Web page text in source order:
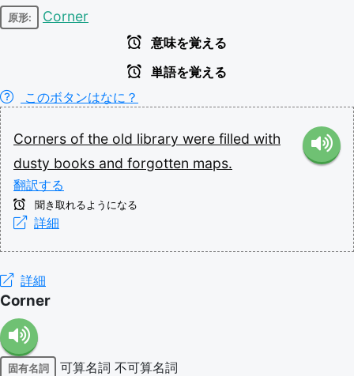
原形: Corner
意味を覚える
単語を覚える
このボタンはなに？
Corners of the old library were filled with
dusty books and forgotten maps.
翻訳する
聞き取れるようになる
詳細
詳細
Corner
固有名詞 可算名詞 不可算名詞